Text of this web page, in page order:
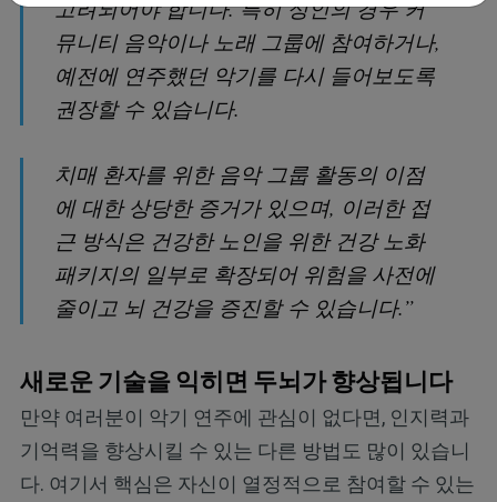
고려되어야 합니다. 특히 성인의 경우 커
뮤니티 음악이나 노래 그룹에 참여하거나,
예전에 연주했던 악기를 다시 들어보도록
권장할 수 있습니다.
치매 환자를 위한 음악 그룹 활동의 이점
에 대한 상당한 증거가 있으며, 이러한 접
근 방식은 건강한 노인을 위한 건강 노화
패키지의 일부로 확장되어 위험을 사전에
줄이고 뇌 건강을 증진할 수 있습니다.”
새로운 기술을 익히면 두뇌가 향상됩니다
만약 여러분이 악기 연주에 관심이 없다면, 인지력과
기억력을 향상시킬 수 있는 다른 방법도 많이 있습니
다. 여기서 핵심은 자신이 열정적으로 참여할 수 있는